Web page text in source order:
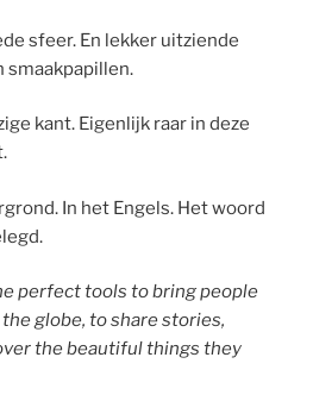
sfeer. En lekker uitziende
kant. Eigenlijk raar in deze
In het Engels. Het woord
perfect tools to bring people
globe, to share stories,
the beautiful things they